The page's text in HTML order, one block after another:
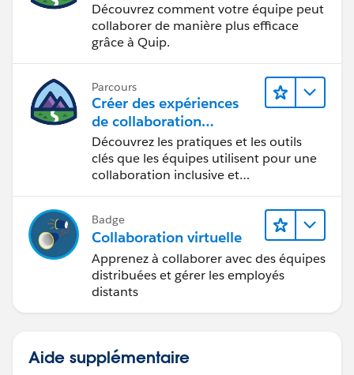
Découvrez comment votre équipe peut
collaborer de manière plus efficace
grâce à Quip.
Parcours
Créer des expériences
de collaboration
inclusives lors du
processus de conception
Découvrez les pratiques et les outils
clés que les équipes utilisent pour une
collaboration inclusive et
interdisciplinaire.
Badge
Collaboration virtuelle
Apprenez à collaborer avec des équipes
distribuées et gérer les employés
distants
Aide supplémentaire